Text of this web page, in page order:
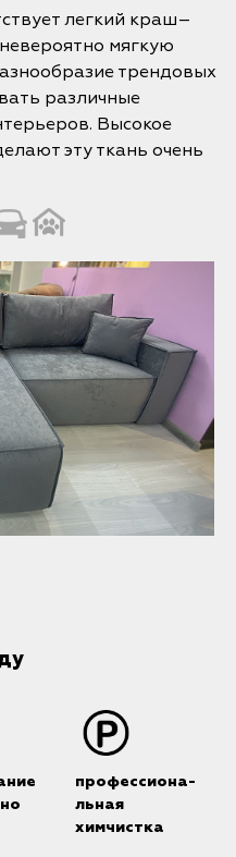
легкий краш–
мягкую
трендовых
различные
Высокое
эту ткань очень
профессиона-
льная
химчистка